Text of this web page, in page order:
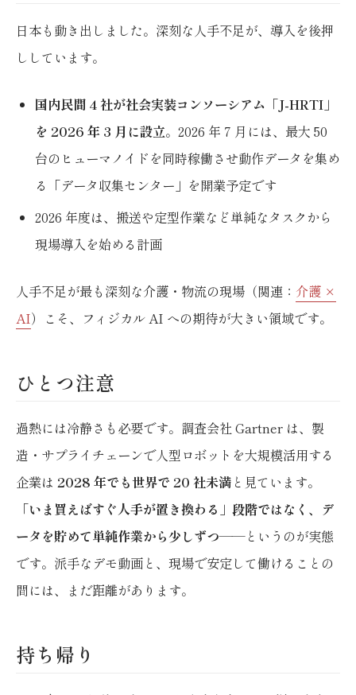
日本も動き出しました。深刻な人手不足が、導入を後押
ししています。
国内民間 4 社が社会実装コンソーシアム「J-HRTI」
を 2026 年 3 月に設立。2026 年 7 月には、最大 50
台のヒューマノイドを同時稼働させ動作データを集め
る「データ収集センター」を開業予定です
2026 年度は、搬送や定型作業など単純なタスクから
現場導入を始める計画
人手不足が最も深刻な介護・物流の現場（関連： 介護 ×
AI）こそ、フィジカル AI への期待が大きい領域です。
ひとつ注意
過熱には冷静さも必要です。調査会社 Gartner は、製
造・サプライチェーンで人型ロボットを大規模活用する
企業は 2028 年でも世界で 20 社未満 と見ています。
「いま買えばすぐ人手が置き換わる」段階ではなく、デ
ータを貯めて単純作業から少しずつ——というのが実態
です。派手なデモ動画と、現場で安定して働けることの
間には、まだ距離があります。
持ち帰り